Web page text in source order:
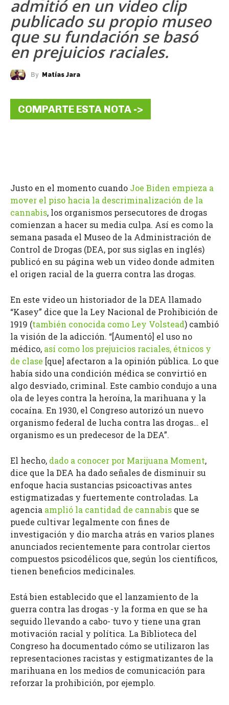
admitió en un video clip
publicado su propio museo
que su fundación se basó
en prejuicios raciales.
By Matías Jara
COMPARTE ESTA NOTA ->
Justo en el momento cuando Joe Biden empieza a
mover el piso hacia la descriminalización de la
cannabis, los organismos persecutores de drogas
comienzan a hacer su media culpa. Así es como la
semana pasada el Museo de la Administración de
Control de Drogas (DEA, por sus siglas en inglés)
publicó en su página web un video donde admiten
el origen racial de la guerra contra las drogas.
En este video un historiador de la DEA llamado
“Kasey” dice que la Ley Nacional de Prohibición de
1919 (también conocida como Ley Volstead) cambió
la visión de la adicción. “[Aumentó] el uso no
médico, así como los prejuicios raciales, étnicos y
de clase [que] afectaron a la opinión pública. Lo que
había sido una condición médica se convirtió en
algo desviado, criminal. Este cambio condujo a una
ola de leyes contra la heroína, la marihuana y la
cocaína. En 1930, el Congreso autorizó un nuevo
organismo federal de lucha contra las drogas… el
organismo es un predecesor de la DEA”.
El hecho, dado a conocer por Marijuana Moment,
dice que la DEA ha dado señales de disminuir su
enfoque hacia sustancias psicoactivas antes
estigmatizadas y fuertemente controladas. La
agencia amplió la cantidad de cannabis que se
puede cultivar legalmente con fines de
investigación y dio marcha atrás en varios planes
anunciados recientemente para controlar ciertos
compuestos psicodélicos que, según los científicos,
tienen beneficios medicinales.
Está bien establecido que el lanzamiento de la
guerra contra las drogas -y la forma en que se ha
seguido llevando a cabo- tuvo y tiene una gran
motivación racial y política. La Biblioteca del
Congreso ha documentado cómo se utilizaron las
representaciones racistas y estigmatizantes de la
marihuana en los medios de comunicación para
reforzar la prohibición, por ejemplo.